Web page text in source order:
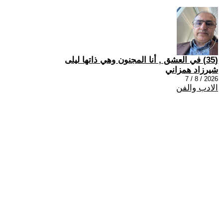
(35) في العشق , أنا المجنون وهي ذاتها ليلى
شيرزاد همزاني
2026 / 8 / 7
الادب والفن